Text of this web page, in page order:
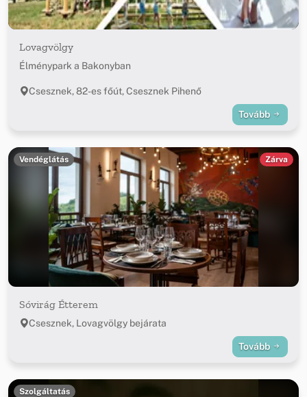
Lovagvölgy
Élménypark a Bakonyban
Csesznek, 82-es főút, Csesznek Pihenő
Tovább
Vendéglátás Zárva
Sóvirág Étterem
Csesznek, Lovagvölgy bejárata
Tovább
Szolgáltatás